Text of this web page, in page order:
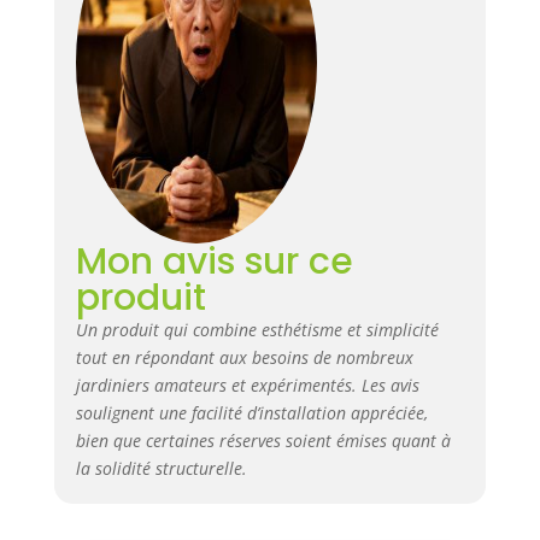
cadre / bordure pour potager
surélevé avec dimensions
intérieures 115 x 57 x 20 cm (L x
P x H) = volume pouvant
atteindre 130 litres pour le
remplissage avec de la terre,
montage simple : 4 parois
latérales déjà pré-montées
DESIGN : couleur bois classique
brun foncé, pieds décoratifs,
aspect décoratif à traverses
transversales RESPONSABILITÉ
SOCIALE - Programme ¥€
$4FUTURE : 1 % de mes revenus
provenant de mes ventes sont
reversés à des organisations
caritatives. Merci ! ❤️
Mon avis sur ce
produit
Un produit qui combine esthétisme et simplicité
tout en répondant aux besoins de nombreux
jardiniers amateurs et expérimentés. Les avis
soulignent une facilité d’installation appréciée,
bien que certaines réserves soient émises quant à
la solidité structurelle.